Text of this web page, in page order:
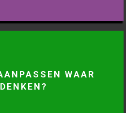
WAAR